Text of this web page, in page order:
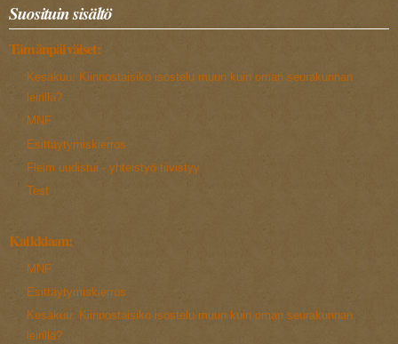
Suosituin sisältö
Tämänpäiväiset:
Kesäkuu: Kiinnostaisiko isostelu muun kuin oman seurakunnan
leirillä?
MNF
Esittäytymiskierros
Fleim uudistui - yhteistyö tiivistyy
Test
Kaikkiaan:
MNF
Esittäytymiskierros
Kesäkuu: Kiinnostaisiko isostelu muun kuin oman seurakunnan
leirillä?